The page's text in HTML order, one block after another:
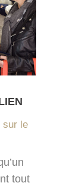
sur le
tout